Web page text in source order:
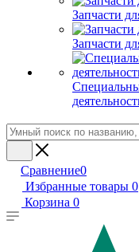
Запчасти
Запчасти
Сравнение0
Избранные товары 0
Корзина 0